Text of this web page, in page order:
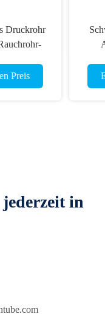
Druckrohr
Preis
in